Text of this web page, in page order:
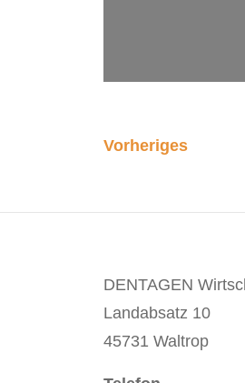
Vorheriges
DENTAGEN
Landabsatz 10
45731 Waltrop